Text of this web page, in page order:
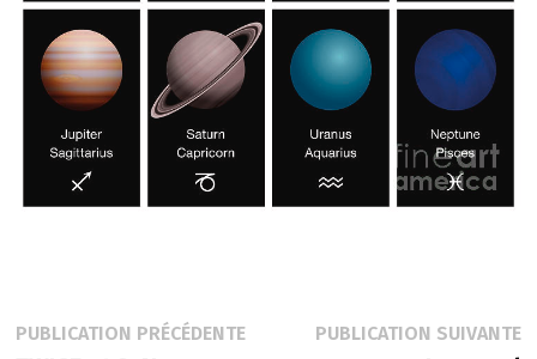
Navigation
PUBLICATION PRÉCÉDENTEPublicationPUBLICATION SUIVANTE